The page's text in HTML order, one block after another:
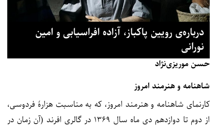
درباره‌ی رویین پاکباز، آزاده افراسیابی و امین
نورانی
حسن موریزی‌نژاد
شاهنامه و هنرمند امروز
کارنمای شاهنامه و هنرمند امروز، که به مناسبت هزارۀ فردوسی،
از دوم تا دوازدهم دی ماه سال ۱۳۶۹ در گالری افرند (آن زمان در